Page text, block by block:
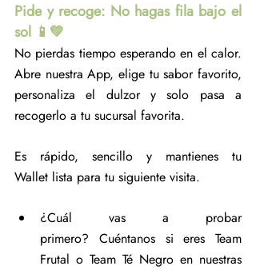
Pide y recoge: No hagas fila bajo el
sol 📱💚
No pierdas tiempo esperando en el calor.
Abre nuestra App, elige tu sabor favorito,
personaliza el dulzor y solo pasa a
recogerlo a tu sucursal favorita.
Es rápido, sencillo y mantienes tu
Wallet lista para tu siguiente visita.
¿Cuál vas a probar
primero? Cuéntanos si eres Team
Frutal o Team Té Negro en nuestras